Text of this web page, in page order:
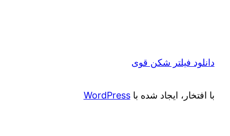
دانلود فیلتر شکن قوی
با افتخار، ایجاد شده باWordPress